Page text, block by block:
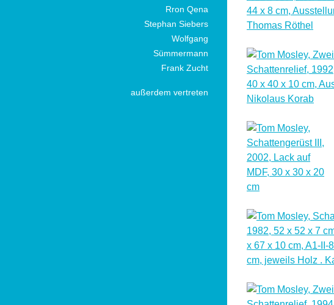
Rron Qena
Stephan Siebers
Wolfgang
Sümmermann
Frank Zucht
außerdem vertreten